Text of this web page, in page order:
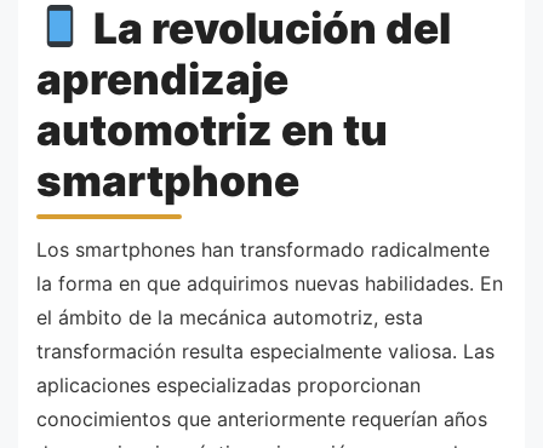
La revolución del
aprendizaje
automotriz en tu
smartphone
Los smartphones han transformado radicalmente
la forma en que adquirimos nuevas habilidades. En
el ámbito de la mecánica automotriz, esta
transformación resulta especialmente valiosa. Las
aplicaciones especializadas proporcionan
conocimientos que anteriormente requerían años